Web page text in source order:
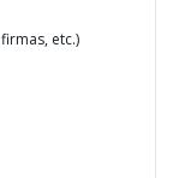
etc.)